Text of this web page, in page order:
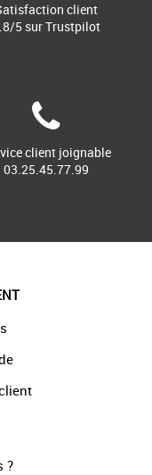
client
5 sur Trustpilot
client joignable
03.25.45.77.99
?